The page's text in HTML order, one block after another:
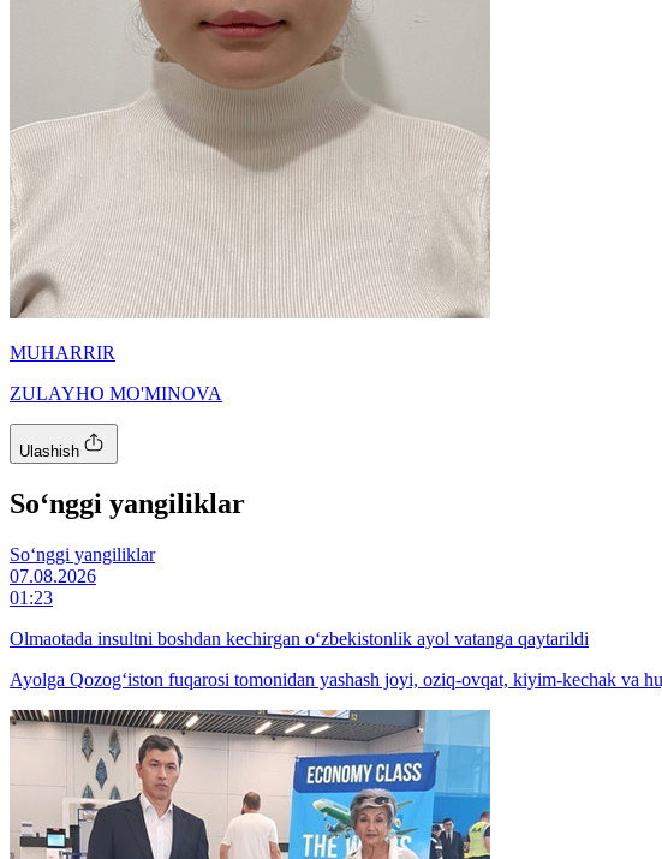
MUHARRIR
ZULAYHO MO'MINOVA
Ulashish
So‘nggi yangiliklar
So‘nggi yangiliklar
07.08.2026
01:23
Olmaotada insultni boshdan kechirgan o‘zbekistonlik ayol vatanga qaytarildi
Ayolga Qozog‘iston fuqarosi tomonidan yashash joyi, oziq-ovqat, kiyim-kechak va